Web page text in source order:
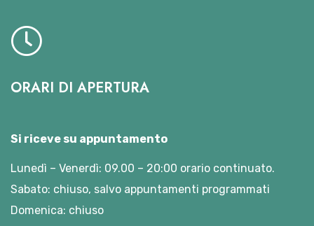
ORARI DI APERTURA
Si riceve su appuntamento
Lunedì – Venerdì: 09.00 – 20:00 orario continuato.
Sabato: chiuso, salvo appuntamenti programmati
Domenica: chiuso